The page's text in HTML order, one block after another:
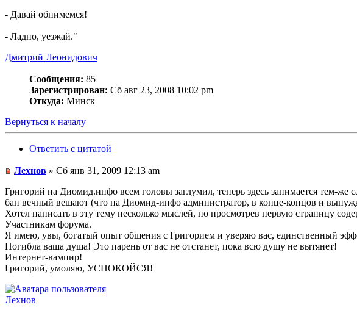
- Давай обнимемся!
- Ладно, уезжай."
Дмитрий Леонидович
Сообщения: 85
Зарегистрирован: Сб авг 23, 2008 10:02 pm
Откуда: Минск
Вернуться к началу
Ответить с цитатой
Лехнов » Сб янв 31, 2009 12:13 am
Григорий на Диомид.инфо всем головы заглумил, теперь здесь занимается тем-
бан вечный вешают (что на Диомид-инфо администратор, в конце-концов и
Хотел написать в эту тему несколько мыслей, но просмотрев первую страницу
Участникам форума.
Я имею, увы, богатый опыт общения с Григорием и уверяю вас, единственный
Погибла ваша душа! Это парень от вас не отстанет, пока всю душу не вытянет!
Интернет-вампир!
Григорий, умоляю, УСПОКОЙСЯ!
Лехнов